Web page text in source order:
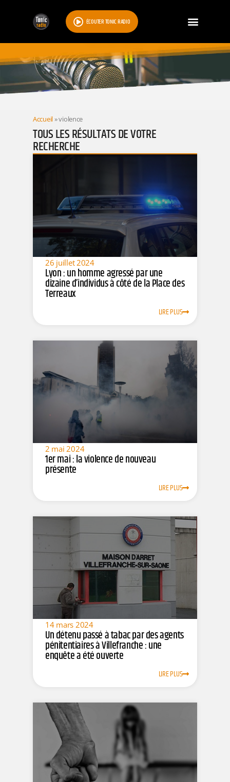
ÉCOUTER TONIC RADIO
RESULTATS
Accueil»violence
TOUS LES RÉSULTATS DE VOTRE
RECHERCHE
26 juillet 2024
Lyon : un homme agressé par une
dizaine d’individus à côté de la Place des
Terreaux
LIRE PLUS
2 mai 2024
1er mai : la violence de nouveau
présente
LIRE PLUS
14 mars 2024
Un détenu passé à tabac par des agents
pénitentiaires à Villefranche : une
enquête a été ouverte
LIRE PLUS